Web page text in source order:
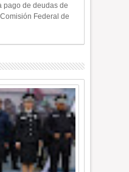
pago de deudas de
Federal de